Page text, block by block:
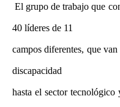
El grupo de trabajo que
40 líderes de 11
campos diferentes, que
discapacidad
hasta el sector